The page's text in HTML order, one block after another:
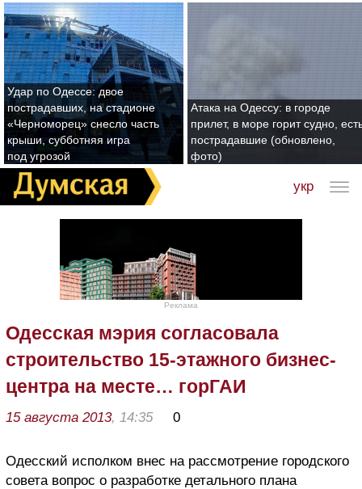
Удар по Одессе: двое
пострадавших, на стадионе
«Черноморец» снесло часть
крыши, субботняя игра
под угрозой
Атака на Одессу: в городе
прилет, в море горит судно,
пострадавшие (обновлено,
фото)
укр
Реклама
Одесская мэрия согласовала
строительство 15-этажного бизнес-
центра на месте… горГАИ
15 августа 2013, 14:35 0
Одесский исполком внес на рассмотрение городского
совета вопрос о разработке детального плана